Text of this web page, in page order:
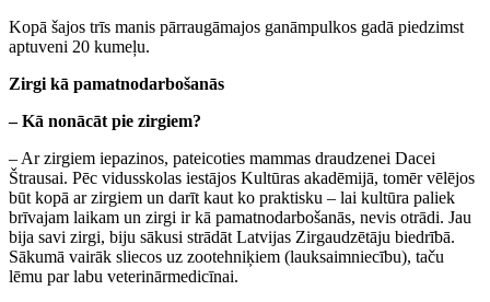
Kopā šajos trīs manis pārraugāmajos ganāmpulkos gadā piedzimst
aptuveni 20 kumeļu.
Zirgi kā pamatnodarbošanās
– Kā nonācāt pie zirgiem?
– Ar zirgiem iepazinos, pateicoties mammas draudzenei Dacei
Štrausai. Pēc vidusskolas iestājos Kultūras akadēmijā, tomēr vēlējos
būt kopā ar zirgiem un darīt kaut ko praktisku – lai kultūra paliek
brīvajam laikam un zirgi ir kā pamatnodarbošanās, nevis otrādi. Jau
bija savi zirgi, biju sākusi strādāt Latvijas Zirgaudzētāju biedrībā.
Sākumā vairāk sliecos uz zootehniķiem (lauksaimniecību), taču
lēmu par labu veterinārmedicīnai.